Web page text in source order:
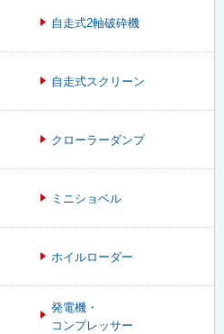
自走式2軸破砕機
自走式スクリーン
クローラーダンプ
ミニショベル
ホイルローダー
発電機・
コンプレッサー